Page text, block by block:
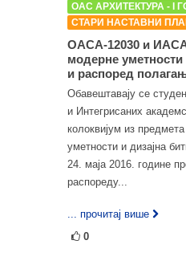
ОАС АРХИТЕКТУРА - I
СТАРИ НАСТАВНИ
ОАСА-12030 и
модерне уметности
и распоред
Обавештавају се
и Интегрисаних
колоквијум из
уметности и дизајна
24. маја 2016. године
распореду...
... прочитај више
0